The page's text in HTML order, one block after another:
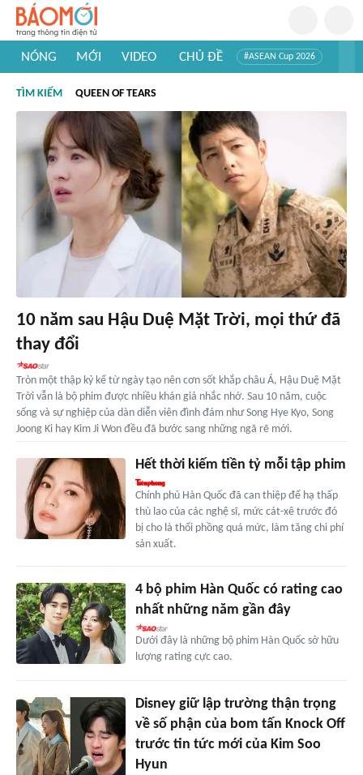
NÓNG MỚI VIDEO CHỦ ĐỀ #ASEAN Cup 2026
#Khám phá thế giới
TÌM KIẾM QUEEN OF TEARS
10 năm sau Hậu Duệ Mặt Trời, mọi thứ đã
thay đổi
Tròn một thập kỷ kể từ ngày tạo nên cơn sốt khắp châu Á, Hậu Duệ Mặt
Trời vẫn là bộ phim được nhiều khán giả nhắc nhớ. Sau 10 năm, cuộc
sống và sự nghiệp của dàn diễn viên đình đám như Song Hye Kyo, Song
Joong Ki hay Kim Ji Won đều đã bước sang những ngã rẽ mới.
Hết thời kiếm tiền tỷ mỗi tập phim
Chính phủ Hàn Quốc đã can thiệp để hạ thấp
thù lao của các nghệ sĩ, mức cát-xê trước đó
bị cho là thổi phồng quá mức, làm tăng chi phí
sản xuất.
4 bộ phim Hàn Quốc có rating cao
nhất những năm gần đây
Dưới đây là những bộ phim Hàn Quốc sở hữu
lượng rating cực cao.
Disney giữ lập trường thận trọng
về số phận của bom tấn Knock Off
trước tin tức mới của Kim Soo
Hyun